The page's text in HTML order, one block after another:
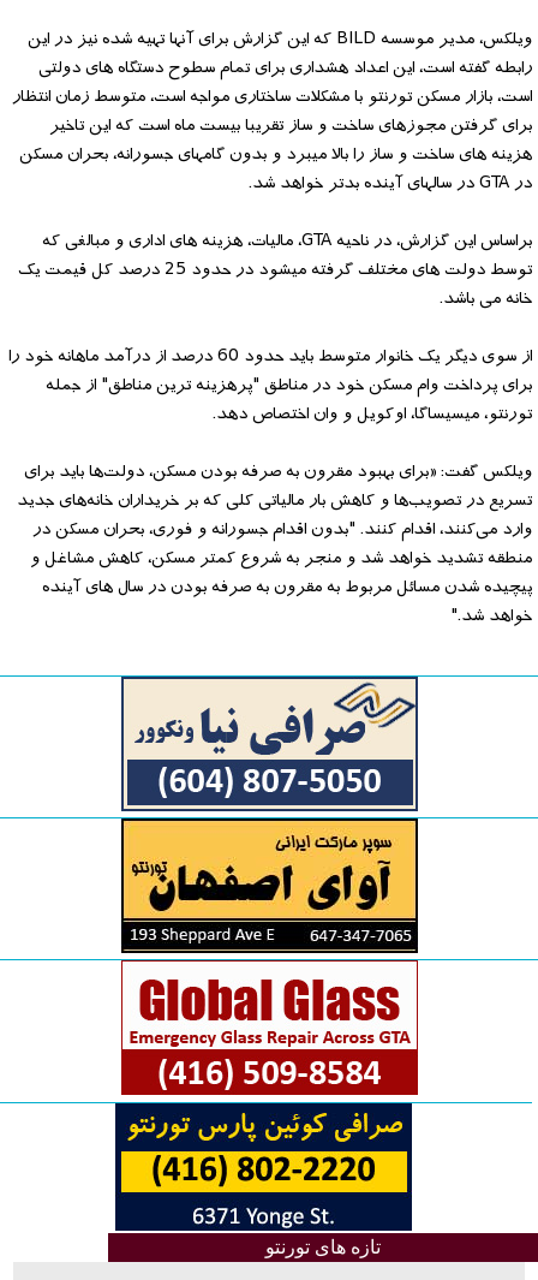
ویلکس، مدیر موسسه BILD که این گزارش برای آنها تهیه شده نیز در این
رابطه گفته است، این اعداد هشداری برای تمام سطوح دستگاه های دولتی
است، بازار مسکن تورنتو با مشکلات ساختاری مواجه است، متوسط زمان انتظار
برای گرفتن مجوزهای ساخت و ساز تقریبا بیست ماه است که این تاخیر
هزینه های ساخت و ساز را بالا میبرد و بدون گامهای جسورانه، بحران مسکن
در GTA در سالهای آینده بدتر خواهد شد.
براساس این گزارش، در ناحیه GTA، مالیات، هزینه های اداری و مبالغی که
توسط دولت های مختلف گرفته میشود در حدود 25 درصد کل قیمت یک
خانه می باشد.
از سوی دیگر یک خانوار متوسط ​​باید حدود 60 درصد از درآمد ماهانه خود را
برای پرداخت وام مسکن خود در مناطق "پرهزینه ترین مناطق" از جمله
تورنتو، میسیساگا، اوکویل و وان اختصاص دهد.
ویلکس گفت: «برای بهبود مقرون به صرفه بودن مسکن، دولت‌ها باید برای
تسریع در تصویب‌ها و کاهش بار مالیاتی کلی که بر خریداران خانه‌های جدید
وارد می‌کنند، اقدام کنند. "بدون اقدام جسورانه و فوری، بحران مسکن در
منطقه تشدید خواهد شد و منجر به شروع کمتر مسکن، کاهش مشاغل و
پیچیده شدن مسائل مربوط به مقرون به صرفه بودن در سال های آینده
خواهد شد."
تازه های تورنتو